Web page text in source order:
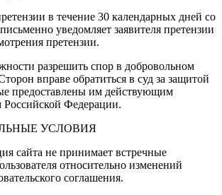
в течение 30 календарных дней со
уведомляет заявителя претензии
претензии.
разрешить спор в добровольном
вправе обратиться в суд за защитой
предоставлены им действующим
Российской Федерации.
УСЛОВИЯ
сайта не принимает встречные
относительно изменений
соглашения.